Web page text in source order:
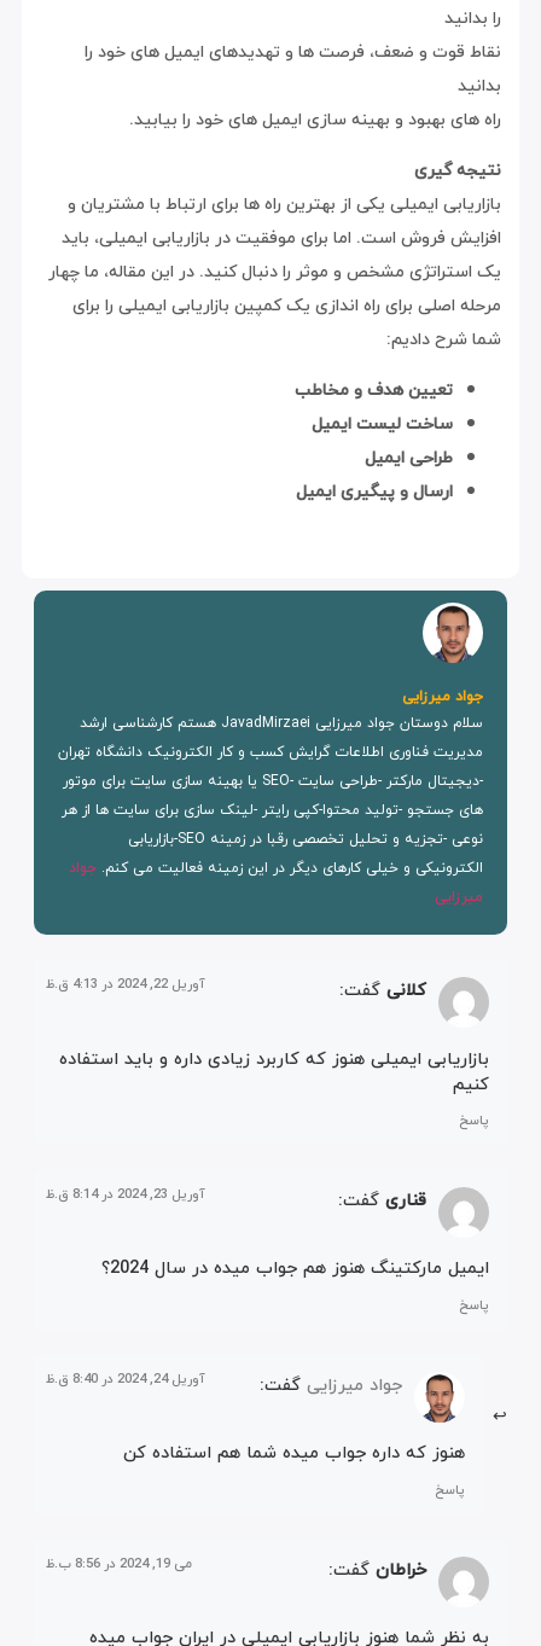
را بدانید
نقاط قوت و ضعف، فرصت ها و تهدیدهای ایمیل های خود را
بدانید
راه های بهبود و بهینه سازی ایمیل های خود را بیابید.
نتیجه گیری
بازاریابی ایمیلی یکی از بهترین راه ها برای ارتباط با مشتریان و
افزایش فروش است. اما برای موفقیت در بازاریابی ایمیلی، باید
یک استراتژی مشخص و موثر را دنبال کنید. در این مقاله، ما چهار
مرحله اصلی برای راه اندازی یک کمپین بازاریابی ایمیلی را برای
شما شرح دادیم:
تعیین هدف و مخاطب
ساخت لیست ایمیل
طراحی ایمیل
ارسال و پیگیری ایمیل
جواد میرزایی
سلام دوستان جواد میرزایی JavadMirzaei هستم کارشناسی ارشد
مدیریت فناوری اطلاعات گرایش کسب و کار الکترونیک دانشگاه تهران
-دیجیتال مارکتر -طراحی سایت -SEO یا بهینه سازی سایت برای موتور
های جستجو -تولید محتوا-کپی رایتر -لینک سازی برای سایت ها از هر
نوعی -تجزیه و تحلیل تخصصی رقبا در زمینه SEO-بازاریابی
الکترونیکی و خیلی کارهای دیگر در این زمینه فعالیت می کنم. جواد
میرزایی
کلانی گفت: آوریل 22, 2024 در 4:13 ق.ظ
بازاریابی ایمیلی هنوز که کاربرد زیادی داره و باید استفاده
کنیم
پاسخ
قناری گفت: آوریل 23, 2024 در 8:14 ق.ظ
ایمیل مارکتینگ هنوز هم جواب میده در سال 2024؟
پاسخ
جواد میرزایی گفت: آوریل 24, 2024 در 8:40 ق.ظ
هنوز که داره جواب میده شما هم استفاده کن
پاسخ
خراطان گفت: می 19, 2024 در 8:56 ب.ظ
به نظر شما هنوز بازاریابی ایمیلی در ایران جواب میده